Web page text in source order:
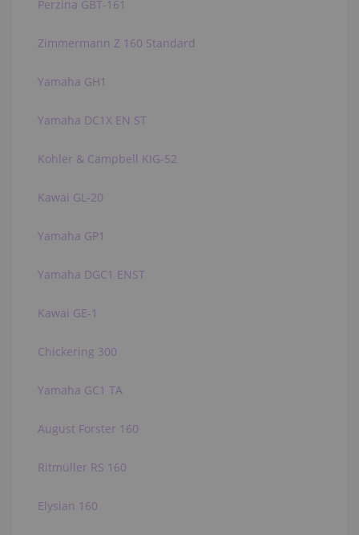
Perzina GBT-161
Zimmermann Z 160 Standard
Yamaha GH1
Yamaha DC1X EN ST
Kohler & Campbell KIG-52
Kawai GL-20
Yamaha GP1
Yamaha DGC1 ENST
Kawai GE-1
Chickering 300
Yamaha GC1 TA
August Forster 160
Ritmüller RS 160
Elysian 160